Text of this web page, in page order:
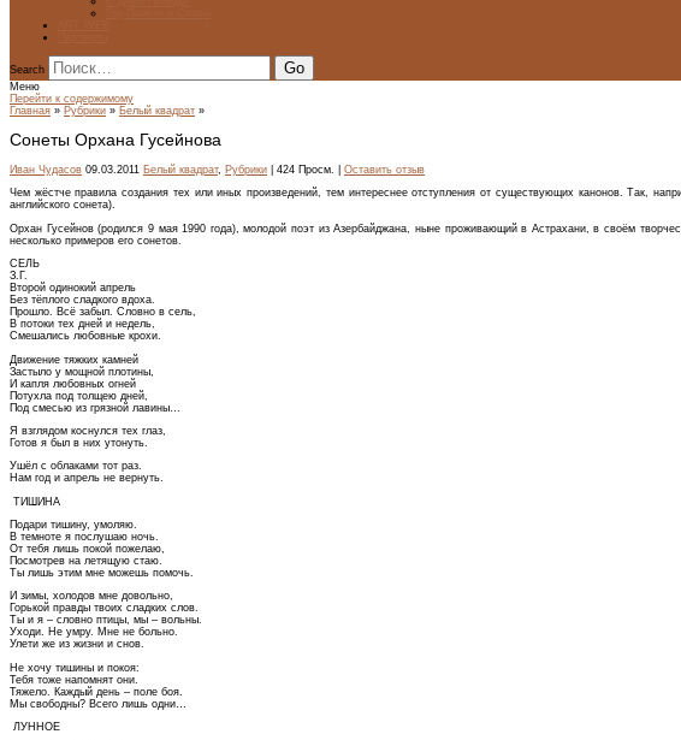
Search
Меню
Перейти к содержимому
Главная » Рубрики » Белый квадрат »
Сонеты Орхана Гусейнова
Иван Чудасов 09.03.2011 Белый квадрат, Рубрики | 424 Просм. | Оставить отзыв
Чем жёстче правила создания тех или иных произведений, тем интереснее отступления от существующих канонов. Так,
английского сонета).
Орхан Гусейнов (родился 9 мая 1990 года), молодой поэт из Азербайджана, ныне проживающий в Астрахани, в своём
несколько примеров его сонетов.
СЕЛЬ
З.Г.
Второй одинокий апрель
Без тёплого сладкого вдоха.
Прошло. Всё забыл. Словно в сель,
В потоки тех дней и недель,
Смешались любовные крохи.
Движение тяжких камней
Застыло у мощной плотины,
И капля любовных огней
Потухла под толщею дней,
Под смесью из грязной лавины…
Я взглядом коснулся тех глаз,
Готов я был в них утонуть.
Ушёл с облаками тот раз.
Нам год и апрель не вернуть.
ТИШИНА
Подари тишину, умоляю.
В темноте я послушаю ночь.
От тебя лишь покой пожелаю,
Посмотрев на летящую стаю.
Ты лишь этим мне можешь помочь.
И зимы, холодов мне довольно,
Горькой правды твоих сладких слов.
Ты и я – словно птицы, мы – вольны.
Уходи. Не умру. Мне не больно.
Улети же из жизни и снов.
Не хочу тишины и покоя:
Тебя тоже напомнят они.
Тяжело. Каждый день – поле боя.
Мы свободны? Всего лишь одни…
ЛУННОЕ